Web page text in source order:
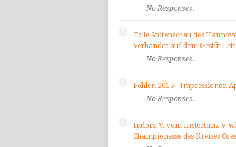
No Responses.
Tolle Stutenschau des
Verbandes auf dem Gestüt
No Responses.
Fohlen 2015 - Impressionen
No Responses.
Indora V. vom Instertanz V.
Championesse des Kreises